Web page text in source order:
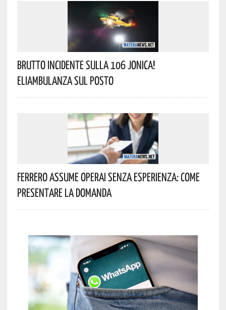
Brutto Incidente Sulla 106 Jonica!
Eliambulanza Sul Posto
Ferrero Assume Operai Senza Esperienza: Come
Presentare La Domanda